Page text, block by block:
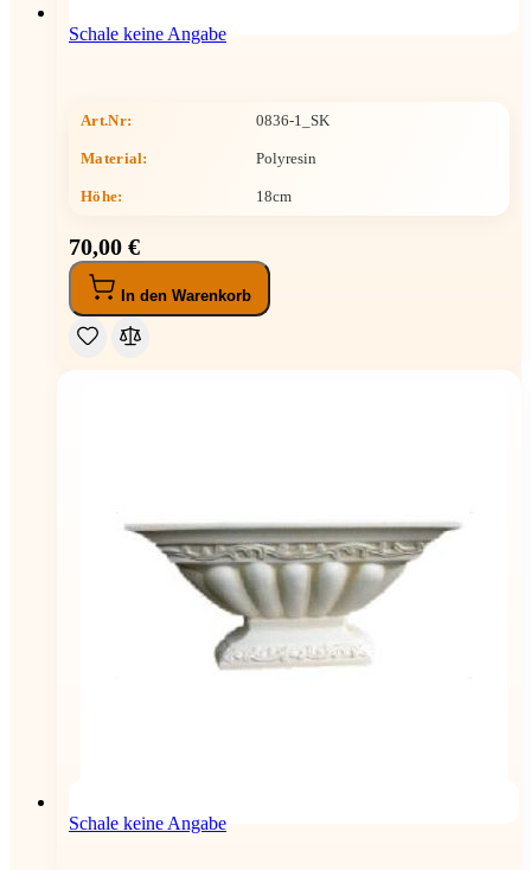
Schale keine Angabe
Art.Nr: 0836-1_SK
Material: Polyresin
Höhe: 18cm
70,00 €
In den Warenkorb
Schale keine Angabe